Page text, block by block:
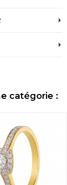
catégorie :